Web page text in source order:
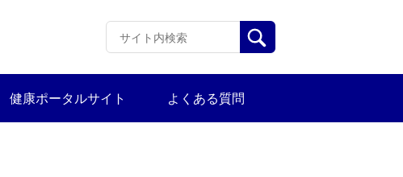
健康ポータルサイト よくある質問